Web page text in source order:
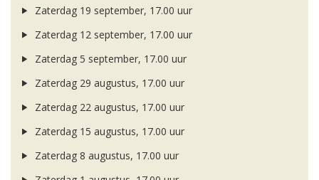
Zaterdag 19 september, 17.00 uur
Zaterdag 12 september, 17.00 uur
Zaterdag 5 september, 17.00 uur
Zaterdag 29 augustus, 17.00 uur
Zaterdag 22 augustus, 17.00 uur
Zaterdag 15 augustus, 17.00 uur
Zaterdag 8 augustus, 17.00 uur